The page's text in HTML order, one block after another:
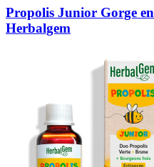
Propolis Junior Gorge
Herbalgem